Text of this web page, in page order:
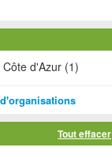
d'Azur (1)
Tout effacer